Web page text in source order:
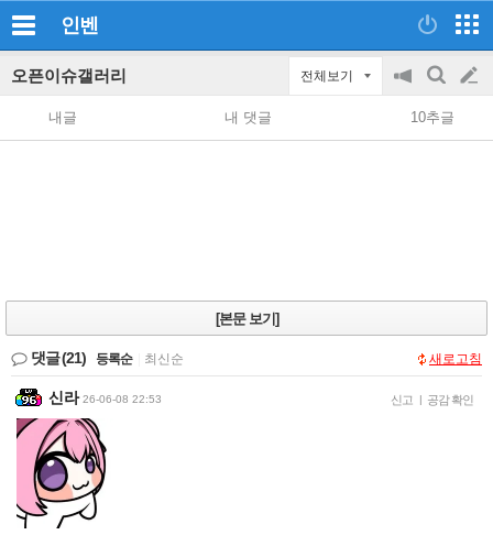
인벤
오픈이슈갤러리 전체보기
공
지
on/off
검
색
글
쓰
내글 내 댓글 10추글
[본문 보기]
댓글(21) 등록순 최신순 새로고침
신라 26-06-08 22:53 신고 | 공감 확인